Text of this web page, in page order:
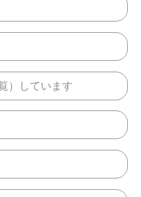
）しています